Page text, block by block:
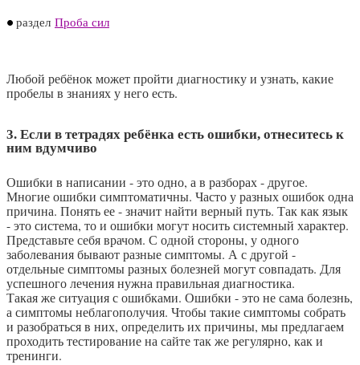
раздел Проба сил
Любой ребёнок может пройти диагностику и узнать, какие
пробелы в знаниях у него есть.
3. Если в тетрадях ребёнка есть ошибки, отнеситесь к
ним вдумчиво
Ошибки в написании - это одно, а в разборах - другое.
Многие ошибки симптоматичны. Часто у разных ошибок одна
причина. Понять ее - значит найти верный путь. Так как язык
- это система, то и ошибки могут носить системный характер.
Представьте себя врачом. С одной стороны, у одного
заболевания бывают разные симптомы. А с другой -
отдельные симптомы разных болезней могут совпадать. Для
успешного лечения нужна правильная диагностика.
Такая же ситуация с ошибками. Ошибки - это не сама болезнь,
а симптомы неблагополучия. Чтобы такие симптомы собрать
и разобраться в них, определить их причины, мы предлагаем
проходить тестирование на сайте так же регулярно, как и
тренинги.